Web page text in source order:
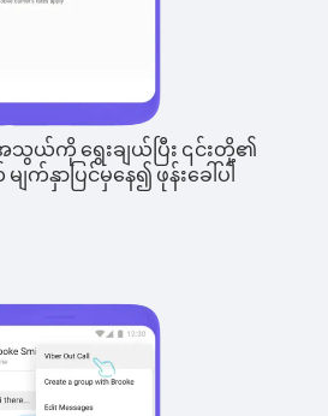
ယ်ကို ရွေးချယ်ပြီး ၎င်းတို့၏
နှာပြင်မှနေ၍ ဖုန်းခေါ်ပါ